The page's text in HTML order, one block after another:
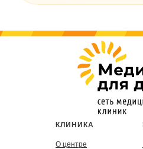
КЛИНИКА
О центре